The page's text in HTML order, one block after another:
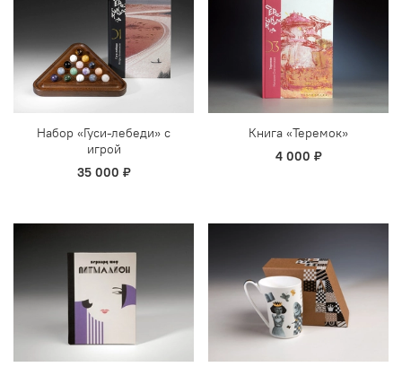
Набор «Гуси-лебеди» с
игрой
35 000 ₽
Книга «Теремок»
4 000 ₽